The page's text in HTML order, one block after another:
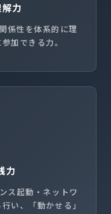
力
係性を体系的に理
加できる力。
力
ス起動・ネットワ
い、「動かせる」